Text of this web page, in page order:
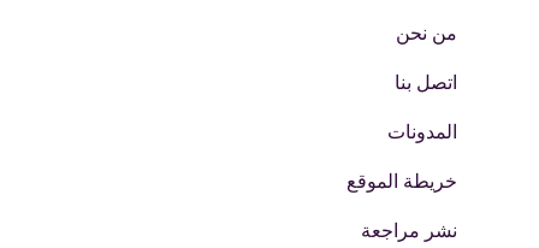
من نحن
اتصل بنا
المدونات
خريطة الموقع
نشر مراجعة